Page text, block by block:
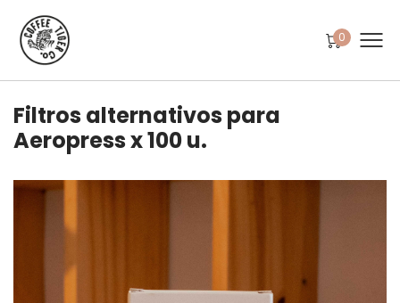
0
Filtros alternativos para
Aeropress x 100 u.